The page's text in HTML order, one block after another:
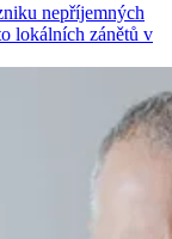
nepříjemných
lokálních zánětů v